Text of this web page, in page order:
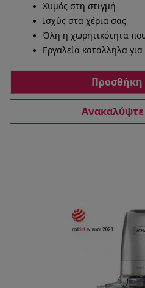
Χυμός στη στιγμή
Ισχύς στα χέρια σας
Όλη η χωρητικότητα
Εργαλεία κατάλληλα
Προσθήκη